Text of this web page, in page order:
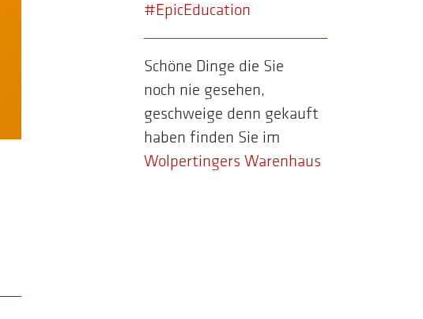
#EpicEducation
Schöne Dinge die Sie
noch nie gesehen,
geschweige denn gekauft
haben finden Sie im
Wolpertingers Warenhaus